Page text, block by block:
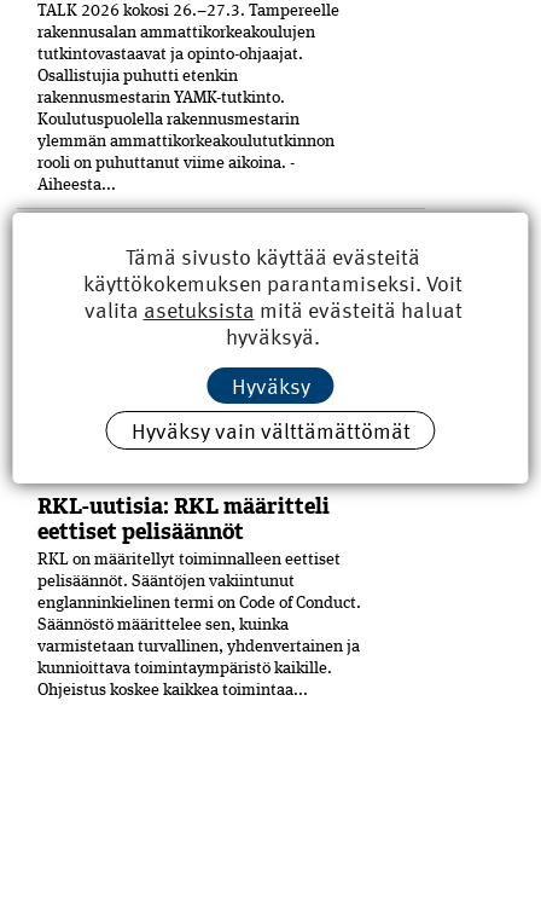
TALK 2026 kokosi 26.–27.3. Tampereelle
rakennusalan ammattikorkeakoulujen
tutkintovastaavat ja opinto-ohjaajat.
Osallistujia puhutti etenkin
rakennusmestarin YAMK-tutkinto.
Koulutuspuolella rakennusmestarin
ylemmän ammattikorkeakoulututkinnon
rooli on puhuttanut viime ­aikoina. ­
Aiheesta...
Hallituksen jäsen esittelyssä:
Antti Mäkelä uskaltaa kysyä
Rakennusinsinööri Antti Mäkelä, 60, on ollut
yhdistysaktiivi siitä saakka, kun hänestä tuli
21-vuo­tiaana Petäjäskosken nuoriso­seuran
Hallituspaikkoja eri yhdistyksissä on
kertynyt yli kymmenen. Kaupunginkin
luottamustoimetkin ovat tulleet tutuiksi.
RKL-uutisia: RKL määritteli
eettiset pelisäännöt
RKL on määritellyt toiminnalleen eettiset
peli­säännöt. Sääntöjen vakiintunut
englanninkielinen termi on Code of Conduct.
Säännöstö määrittelee sen, kuinka
varmistetaan turvallinen, yhdenvertainen ja
kun­nioittava toimintaympäristö kaikille.
Ohjeistus koskee kaikkea toimintaa...
Tämä sivusto käyttää evästeitä
käyttökokemuksen parantamiseksi. Voit
valita asetuksista mitä evästeitä haluat
hyväksyä.
Hyväksy
Hyväksy vain välttämättömät